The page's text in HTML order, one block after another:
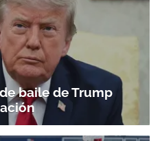
baile de Trump